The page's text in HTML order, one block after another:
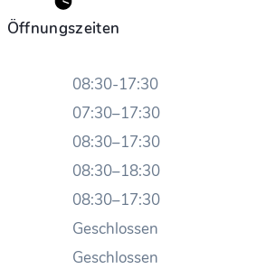
Öffnungszeiten
08:30-17:30
07:30–17:30
08:30–17:30
08:30–18:30
08:30–17:30
Geschlossen
Geschlossen